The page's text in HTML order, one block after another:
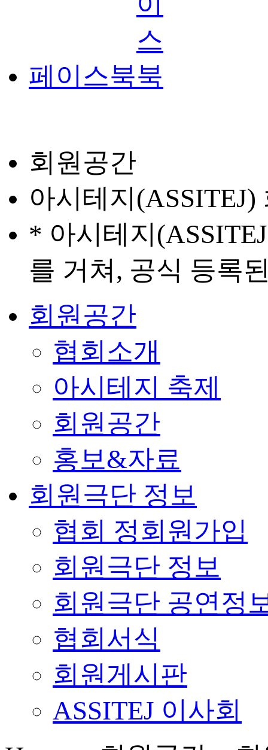
페이스북
회원공간
아시테지
* 아시테지
를 거쳐, 공식 등록
회원공간
협회소개
아시테지 축제
회원공간
홍보&자료
회원극단 정보
협회 정회원가입
회원극단 정보
회원극단 공연정
협회서식
회원게시판
ASSITEJ 이사회